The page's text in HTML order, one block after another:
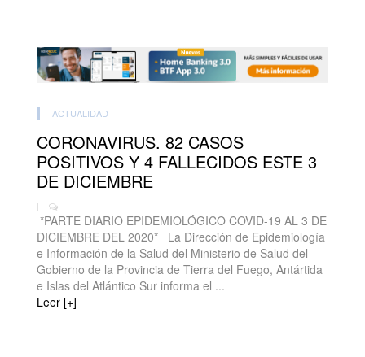
ACTUALIDAD
CORONAVIRUS. 82 CASOS
POSITIVOS Y 4 FALLECIDOS ESTE 3
DE DICIEMBRE
| -
*PARTE DIARIO EPIDEMIOLÓGICO COVID-19 AL 3 DE
DICIEMBRE DEL 2020* La Dirección de Epidemiología
e Información de la Salud del Ministerio de Salud del
Gobierno de la Provincia de Tierra del Fuego, Antártida
e Islas del Atlántico Sur informa el ...
Leer [+]